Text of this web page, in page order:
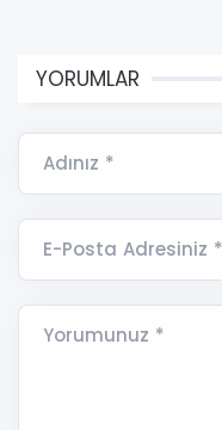
YORUMLAR
Adınız *
E-Posta Adresiniz *
Yorumunuz *